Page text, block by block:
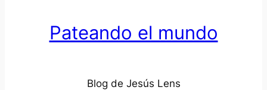
Pateando el mundo
Blog de Jesús Lens